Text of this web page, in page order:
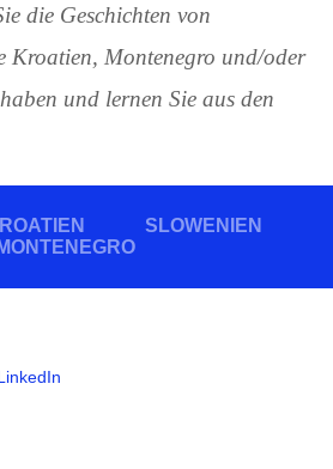
die Geschichten von
Kroatien, Montenegro und/oder
und lernen Sie aus den
SLOWENIEN
MONTENEGRO